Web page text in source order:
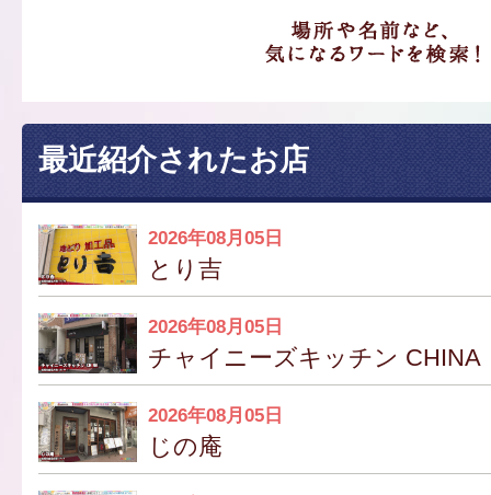
最近紹介されたお店
2026年08月05日
とり吉
2026年08月05日
チャイニーズキッチン CHINA
2026年08月05日
じの庵